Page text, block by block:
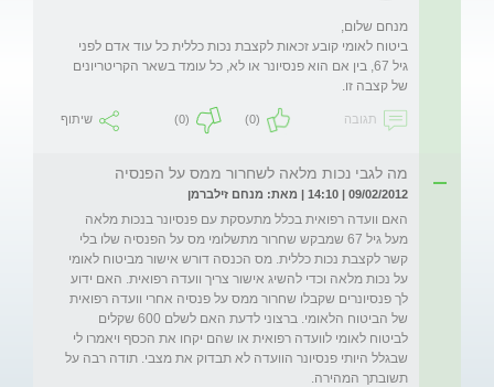
ביטוח לאומי קובע זכאות לקצבת נכות כללית כל עוד אדם לפני
גיל 67, בין אם הוא פנסיונר או לא, כל עומד בשאר הקריטריונים
של קצבה זו.
תגובה (0)
(0) שיתוף
מה לגבי נכות מלאה לשחרור ממס על הפנסיה
09/02/2012 | 14:10 | מאת: מנחם זילברמן
האם וועדה רפואית בכלל מתעסקת עם פנסיונר בנכות מלאה
מעל גיל 67 שמבקש שחרור מתשלומי מס על הפנסיה שלו בלי
קשר לקצבת נכות כללית. מס הכנסה דורש אישור מביטוח לאומי
על נכות מלאה וכדי להשיג אישור צריך וועדה רפואית. האם ידוע
לך פנסיונרים שקבלו שחרור ממס על פנסיה אחרי וועדה רפואית
של הביטוח הלאומי. ברצוני לדעת האם לשלם 600 שקלים
לביטוח לאומי לוועדה רפואית או שהם יקחו את הכסף ויאמרו לי
שבגלל היותי פנסיונר הוועדה לא תבדוק את מצבי. תודה רבה על
תשובתך המהירה.